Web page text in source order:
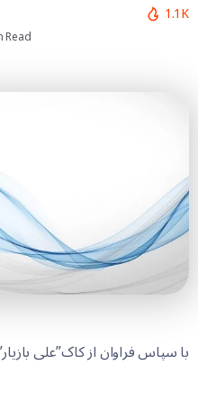
Read
1.1K
با سپاس فراوان از کاک”علی